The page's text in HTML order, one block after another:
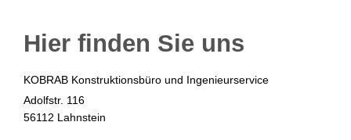
Hier finden Sie uns
KOBRAB Konstruktionsbüro und Ingenieurservice
Adolfstr. 116
56112 Lahnstein